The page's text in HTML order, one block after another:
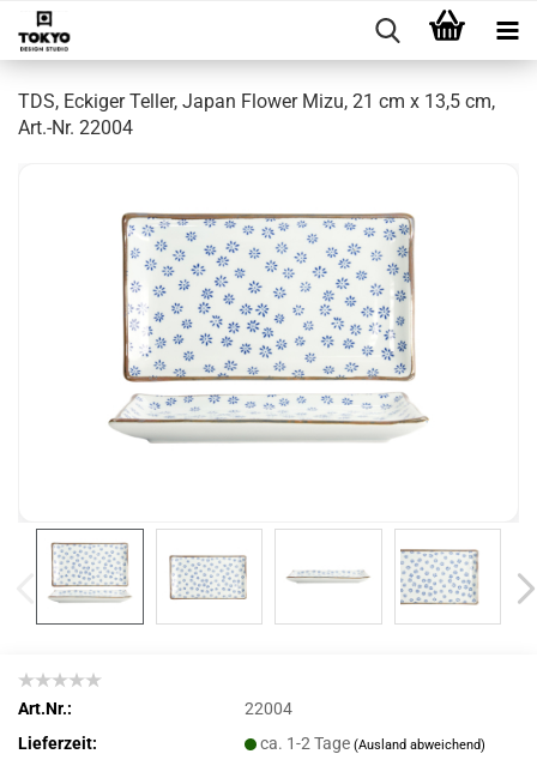
TDS, Eckiger Teller, Japan Flower Mizu, 21 cm x 13,5 cm,
Art.-Nr. 22004
Art.Nr.:
22004
Lieferzeit:
ca. 1-2 Tage(Ausland abweichend)